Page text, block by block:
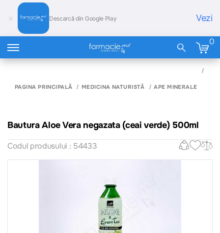
Descarcă din Google Play Vezi
0
PAGINA PRINCIPALĂ MEDICINA NATURISTĂ APE MINERALE
Bautura Aloe Vera negazata (ceai verde) 500ml
Codul produsului : 54433